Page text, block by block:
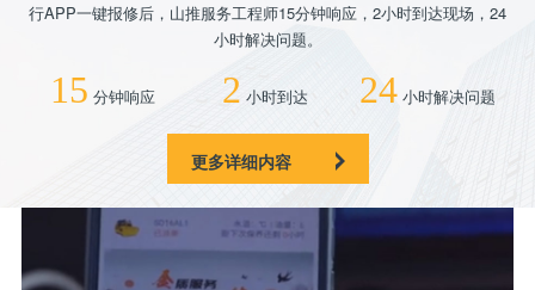
行APP一键报修后，山推服务工程师15分钟响应，2小时到达现场，24
小时解决问题。
15 分钟响应 2 小时到达 24 小时解决问题
更多详细内容